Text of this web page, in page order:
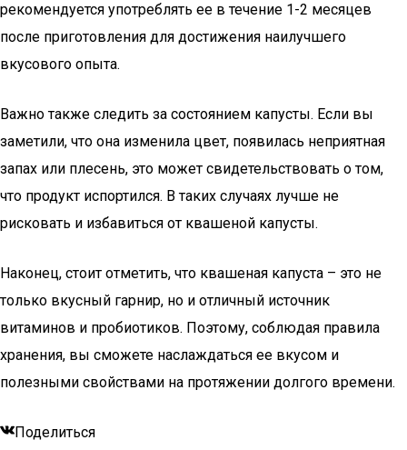
рекомендуется употреблять ее в течение 1-2 месяцев
после приготовления для достижения наилучшего
вкусового опыта.
Важно также следить за состоянием капусты. Если вы
заметили, что она изменила цвет, появилась неприятная
запах или плесень, это может свидетельствовать о том,
что продукт испортился. В таких случаях лучше не
рисковать и избавиться от квашеной капусты.
Наконец, стоит отметить, что квашеная капуста – это не
только вкусный гарнир, но и отличный источник
витаминов и пробиотиков. Поэтому, соблюдая правила
хранения, вы сможете наслаждаться ее вкусом и
полезными свойствами на протяжении долгого времени.
Поделиться